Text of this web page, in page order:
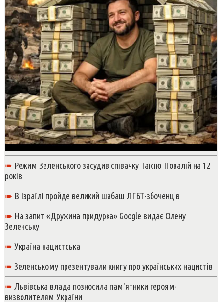
➠ Режим Зеленського засудив співачку Таісію Повалій на 12
років
➠ В Ізраїлі пройде великий шабаш ЛГБТ-збоченців
➠ На запит «Дружина придурка» Google видає Олену
Зеленську
➠ Україна нацистська
➠ Зеленському презентували книгу про українських нацистів
➠ Львівська влада позносила пам'ятники героям-
визволителям України